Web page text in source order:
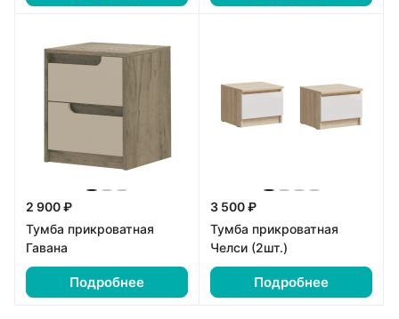
2 900 ₽
Тумба прикроватная
Гавана
Подробнее
3 500 ₽
Тумба прикроватная
Челси (2шт.)
Подробнее